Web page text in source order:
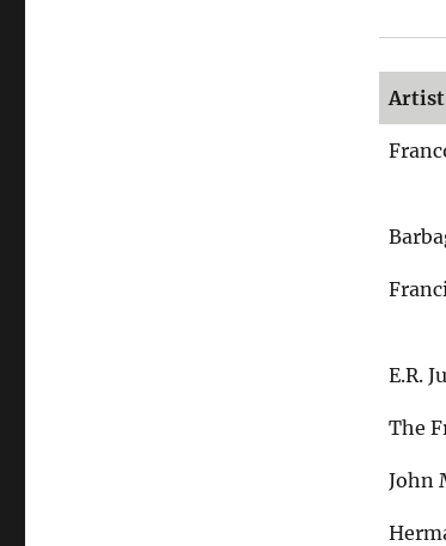
Artist
E.R.
The
John